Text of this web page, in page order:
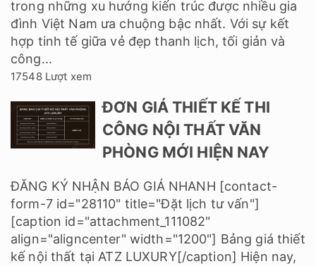
trong những xu hướng kiến trúc được nhiều gia
đình Việt Nam ưa chuộng bậc nhất. Với sự kết
hợp tinh tế giữa vẻ đẹp thanh lịch, tối giản và
công...
17548 Lượt xem
ĐƠN GIÁ THIẾT KẾ THI
CÔNG NỘI THẤT VĂN
PHÒNG MỚI HIỆN NAY
ĐĂNG KÝ NHẬN BÁO GIÁ NHANH [contact-
form-7 id="28110" title="Đặt lịch tư vấn"]
[caption id="attachment_111082"
align="aligncenter" width="1200"] Bảng giá thiết
kế nội thất tại ATZ LUXURY[/caption] Hiện nay,